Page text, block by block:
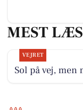
MEST
VEJRET
Sol på vej,